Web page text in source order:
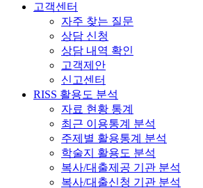
고객센터
자주 찾는 질문
상담 신청
상담 내역 확인
고객제안
신고센터
RISS 활용도 분석
자료 현황 통계
최근 이용통계 분석
주제별 활용통계 분석
학술지 활용도 분석
복사/대출제공 기관 분석
복사/대출신청 기관 분석